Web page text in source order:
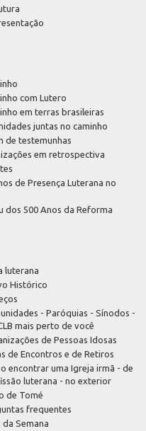
com Lutero
em terras brasileiras
juntas no caminho
de testemunhas
em retrospectiva
de Presença Luterana no
dos 500 Anos da Reforma
luterana
Histórico
- Paróquias - Sínodos -
mais perto de você
de Pessoas Idosas
de Encontros e de Retiros
encontrar uma Igreja irmã - de
luterana - no exterior
de Tomé
frequentes
da Semana